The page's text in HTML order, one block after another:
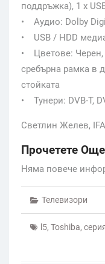
поддръжка), 1 x
• Аудио: Dolby
• USB / HDD
• Цветове: Черен,
сребърна рамка в
стойката
• Тунери: DVB-T,
Светлин Желев,
Прочетете
Няма повече
Телевизори
l5, Toshiba,